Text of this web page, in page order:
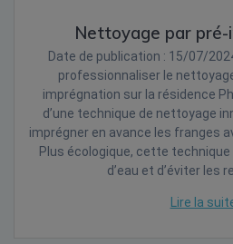
Nettoyage par pré-
Date de publication : 15/07/
professionnaliser le
imprégnation sur la résidence
d’une technique de nettoyage
imprégner en avance les franges
Plus écologique, cette
d’eau et d’éviter les
Lire la